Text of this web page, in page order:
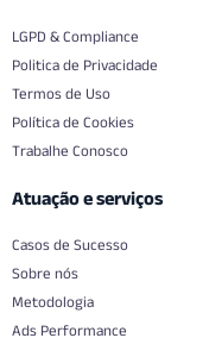
LGPD & Compliance
Politica de Privacidade
Termos de Uso
Política de Cookies
Trabalhe Conosco
Atuação e serviços
Casos de Sucesso
Sobre nós
Metodologia
Ads Performance